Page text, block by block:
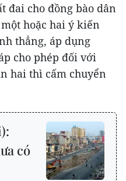
đai cho đồng bào dân
hoặc hai ý kiến
thẳng, áp dụng
cho phép đối với
hai thì cấm chuyển
có